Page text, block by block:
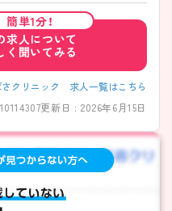
やすい環境となっています。 ご
ださい♪
簡単1分！
求人について
く聞いてみる
クリニック 求人一覧はこちら
更新日 : 2026年6月15日